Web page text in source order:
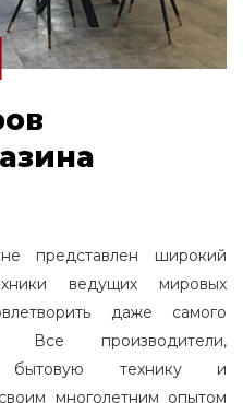
представлен широкий
ведущих мировых
даже самого
Все производители,
бытовую технику и
многолетним опытом